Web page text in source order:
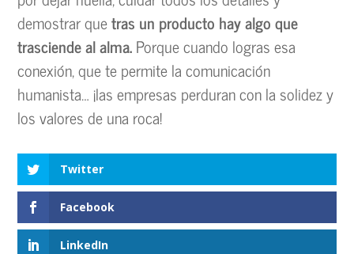
demostrar quetras un producto hay algo que
trasciende al alma.Porque cuando logras esa
conexión, que te permite la comunicación
humanista… ¡las empresas perduran con la solidez y
los valores de una roca!
Twitter
Facebook
LinkedIn